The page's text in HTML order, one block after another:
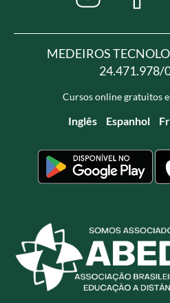
MEDEIROS
24.471.978/
Cursos online gratuitos
Inglês Espanhol